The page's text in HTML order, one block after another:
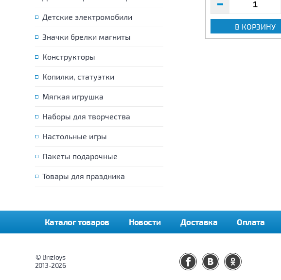
Детские электромобили
Значки брелки магниты
Конструкторы
Копилки, статуэтки
Мягкая игрушка
Наборы для творчества
Настольные игры
Пакеты подарочные
Товары для праздника
В КОРЗИНУ
Каталог товаров Новости Доставка Оплата
© BrizToys
2013-2026